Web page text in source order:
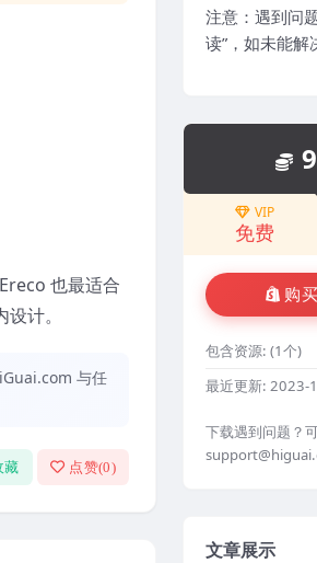
也最适合
计。
与任
藏 点赞(0)
注意：遇到问
读”，如未能解
VIP
免费
购
包含资源: (1个)
最近更新: 2023-
下载遇到问题？
文章展示